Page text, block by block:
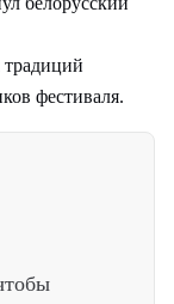
традиций
фестиваля.